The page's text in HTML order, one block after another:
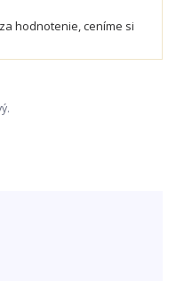
hodnotenie, ceníme si